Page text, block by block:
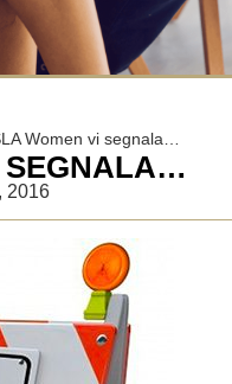
Women vi segnala…
SEGNALA…
2016